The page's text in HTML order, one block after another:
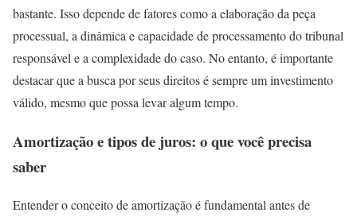
bastante. Isso depende de fatores como a elaboração da peça
processual, a dinâmica e capacidade de processamento do tribunal
responsável e a complexidade do caso. No entanto, é importante
destacar que a busca por seus direitos é sempre um investimento
válido, mesmo que possa levar algum tempo.
Amortização e tipos de juros: o que você precisa
saber
Entender o conceito de amortização é fundamental antes de